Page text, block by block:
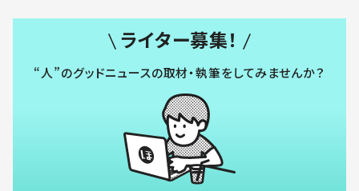
ライター募集！
“人”のグッドニュースの取材・執筆をしてみませんか？